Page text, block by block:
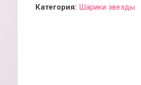
Категория: Шарики звезды